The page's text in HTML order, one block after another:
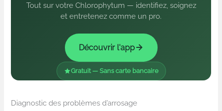
Tout sur votre Chlorophytum — identifiez, soignez
et entretenez comme un pro.
Découvrir l'app
Gratuit — Sans carte bancaire
Diagnostic des problèmes d’arrosage